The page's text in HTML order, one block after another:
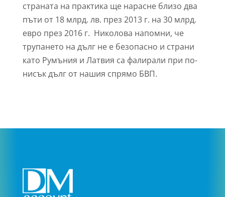
страната на практика ще нарасне близо два
пъти от 18 млрд. лв. през 2013 г. на 30 млрд.
евро през 2016 г. Николова напомни, че
трупането на дълг не е безопасно и страни
като Румъния и Латвия са фалирали при по-
нисък дълг от нашия спрямо БВП.